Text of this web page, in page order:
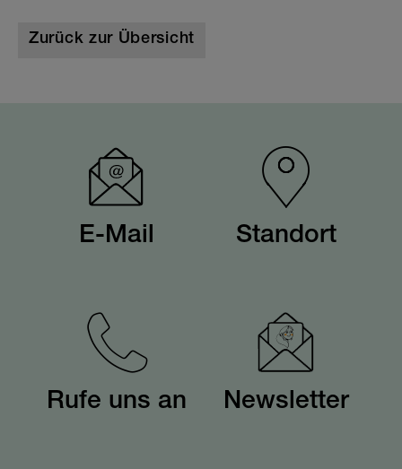
Zurück zur Übersicht
E-Mail Standort
Rufe uns an Newsletter